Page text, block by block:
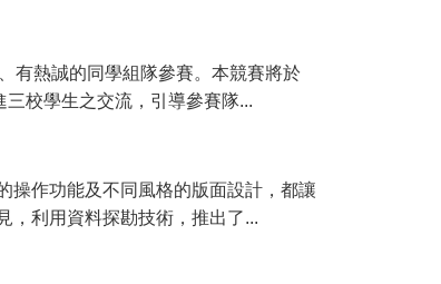
有熱誠的同學組隊參賽。本競賽將於
校學生之交流，引導參賽隊...
操作功能及不同風格的版面設計，都讓
，利用資料探勘技術，推出了...